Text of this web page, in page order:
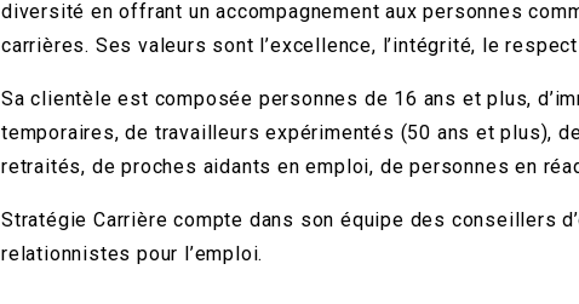
diversité en offrant un accompagnement aux personnes
carrières. Ses valeurs sont l’excellence, l’intégrité, le
Sa clientèle est composée personnes de 16 ans et plus,
temporaires, de travailleurs expérimentés (50 ans et plus),
retraités, de proches aidants en emploi, de personnes en
Stratégie Carrière compte dans son équipe des conseillers
relationnistes pour l’emploi.